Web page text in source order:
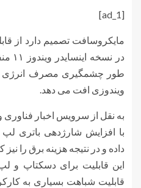
[ad_1]
مایکروسافت تصمیم دارد از
در
طور چشمگیری مصرف انرژی
ویندوزی افت می دهد.
به نقل از سرویس اخبار فناوری و
با افزایش شارژدهی باتری
داده و در نتیجه هزینه برق را
این قابلیت برای دسکتاپ و
قابلیت شباهت بسیاری به